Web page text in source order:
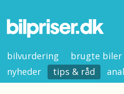
bilvurdering brugte biler
nyheder
tips & råd